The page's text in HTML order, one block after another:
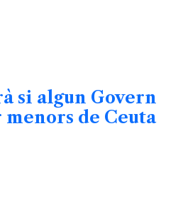
si algun Govern
de Ceuta